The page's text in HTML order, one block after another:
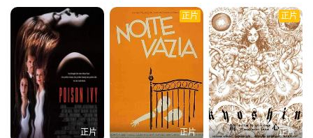
影片最打动人的，是藏在喜剧外壳下的深刻主题。它没有直白地讲
生命的意义，却用一场乌龙，逼着每个人直面内心最真实的恐惧与
渴望。当主角在“有限的时间”里，重新拥抱与家人的关系、拾起被遗
忘的热爱，那些看似平凡的瞬间，突然有了沉甸甸的重量。那些曾
经被忽略的温暖，那些不敢说出口的牵挂，都在这场误会里被重新
看见，让观众在笑声里忽然明白，生命的重量从来不在于长度，而
在于我们是否真正活过。
正片
正片
正片
正片
正片